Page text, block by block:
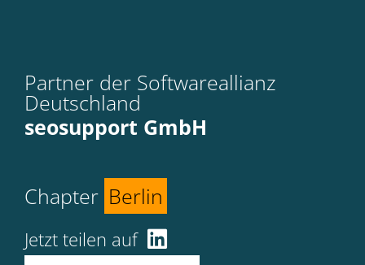
Partner der Softwareallianz
Deutschland
seosupport GmbH
Chapter Berlin
Jetzt teilen auf